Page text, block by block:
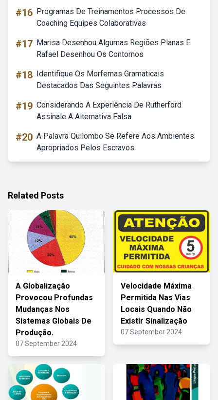
#16 Programas De Treinamentos Processos De
Coaching Equipes Colaborativas
#17 Marisa Desenhou Algumas Regiões Planas E
Rafael Desenhou Os Contornos
#18 Identifique Os Morfemas Gramaticais
Destacados Das Seguintes Palavras
#19 Considerando A Experiência De Rutherford
Assinale A Alternativa Falsa
#20 A Palavra Quilombo Se Refere Aos Ambientes
Apropriados Pelos Escravos
Related Posts
A Globalização
Provocou Profundas
Mudanças Nos
Sistemas Globais De
Produção.
07 September 2024
Velocidade Máxima
Permitida Nas Vias
Locais Quando Não
Existir Sinalização
07 September 2024